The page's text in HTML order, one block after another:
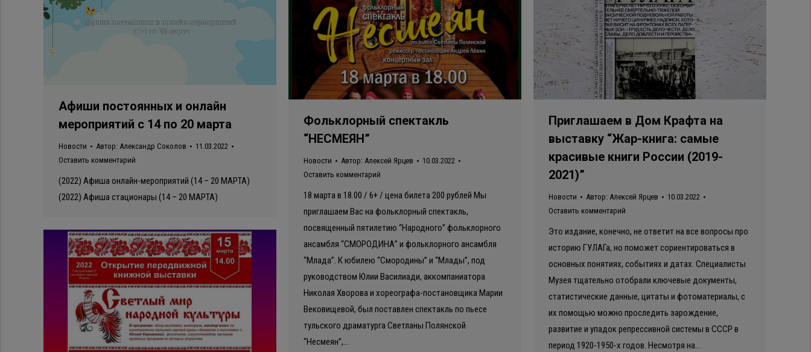
Афиши постоянных и онлайн
мероприятий с 14 по 20 марта
Новости Автор: Александр Соколов
11.03.2022
Оставить комментарий
(2022) Афиша онлайн-мероприятий (14 – 20 МАРТА)
(2022) Афиша стационары (14 – 20 МАРТА)
Фольклорный спектакль
“НЕСМЕЯН”
Новости Автор: Алексей Ярцев
10.03.2022
Оставить комментарий
18 марта в 18.00 / 6+ / цена билета 200 рублей Мы
приглашаем Вас на фольклорный спектакль,
посвященный пятилетию “Народного” фольклорного
ансамбля “СМОРОДИНА” и фольклорного ансамбля
“Млада”. К юбилею “Смородины” и “Млады”, под
руководством Юлии Василиади, аккомпаниатора
Николая Хворова и хореографа-постановщика Марии
Вековищевой, был поставлен спектакль по пьесе
тульского драматурга Светланы Полянской
“Несмеян”,…
Приглашаем в Дом Крафта на
выставку “Жар-книга: самые
красивые книги России (2019-
2021)”
Новости Автор: Алексей Ярцев
10.03.2022
Оставить комментарий
Это издание, конечно, не ответит на все вопросы про
историю ГУЛАГа, но поможет сориентироваться в
основных понятиях, событиях и датах. Специалисты
Музея тщательно отобрали ключевые документы,
статистические данные, цитаты и фотоматериалы, с
их помощью можно проследить зарождение,
развитие и упадок репрессивной системы в СССР в
период 1920-1950-х годов. Несмотря на…